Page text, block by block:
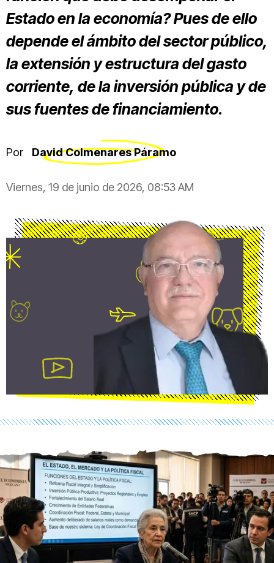
Estado en la economía? Pues de ello
depende el ámbito del sector público,
la extensión y estructura del gasto
corriente, de la inversión pública y de
sus fuentes de financiamiento.
Por David Colmenares Páramo
Viernes, 19 de junio de 2026, 08:53 AM